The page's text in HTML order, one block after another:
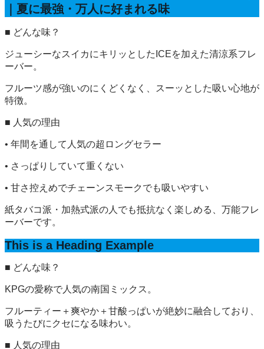
｜夏に最強・万人に好まれる味
■ どんな味？
ジューシーなスイカにキリッとしたICEを加えた清涼系フレ
ーバー。
フルーツ感が強いのにくどくなく、スーッとした吸い心地が
特徴。
■ 人気の理由
• 年間を通して人気の超ロングセラー
• さっぱりしていて重くない
• 甘さ控えめでチェーンスモークでも吸いやすい
紙タバコ派・加熱式派の人でも抵抗なく楽しめる、万能フレ
ーバーです。
This is a Heading Example
■ どんな味？
KPGの愛称で人気の南国ミックス。
フルーティー＋爽やか＋甘酸っぱいが絶妙に融合しており、
吸うたびにクセになる味わい。
■ 人気の理由